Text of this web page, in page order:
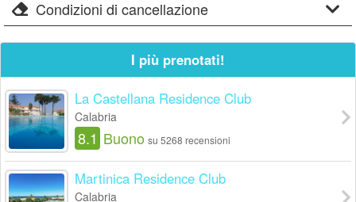
Condizioni di cancellazione
I più prenotati!
La Castellana Residence Club
Calabria
8.1 Buono su 5268 recensioni
Martinica Residence Club
Calabria